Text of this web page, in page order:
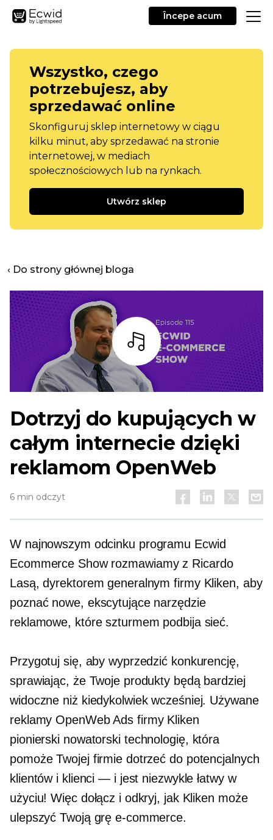
Începe acum
Wszystko, czego
potrzebujesz, aby
sprzedawać online
Skonfiguruj sklep internetowy w ciągu
kilku minut, aby sprzedawać na stronie
internetowej, w mediach
społecznościowych lub na rynkach.
Utwórz sklep
‹ Do strony głównej bloga
Słuchaj
Dotrzyj do kupujących w
całym internecie dzięki
reklamom OpenWeb
6 min odczyt
W najnowszym odcinku programu Ecwid
Ecommerce Show rozmawiamy z Ricardo
Lasą, dyrektorem generalnym firmy Kliken, aby
poznać nowe, ekscytujące narzędzie
reklamowe, które szturmem podbija sieć.
Przygotuj się, aby wyprzedzić konkurencję,
sprawiając, że Twoje produkty będą bardziej
widoczne niż kiedykolwiek wcześniej. Używane
reklamy OpenWeb Ads firmy Kliken
pionierski nowatorskitechnologię, która
pomoże Twojej firmie dotrzeć do potencjalnych
klientów i klienci — ijest niezwykle łatwy w
użyciu! Więc dołącz i odkryj, jak Kliken może
ulepszyć Twoją grę e-commerce.